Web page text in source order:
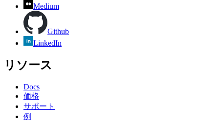
Medium
Github
LinkedIn
リソース
Docs
価格
サポート
例